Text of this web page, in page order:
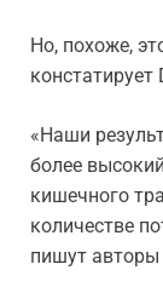
Но, похоже,
констатирует
«Наши
более
кишечного
количестве
пишут авторы